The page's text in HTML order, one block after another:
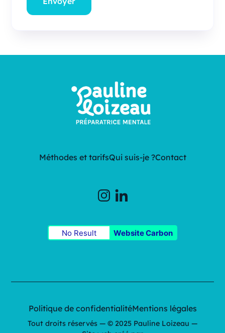
Méthodes et tarifsQui suis-je ?Contact
No Result Website Carbon
Politique de confidentialitéMentions légales
Tout droits réservés — © 2025 Pauline Loizeau —